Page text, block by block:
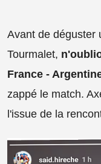
Avant de déguster
Tourmalet,
France -
zappé le match.
l'issue de la